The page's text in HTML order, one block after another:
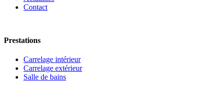
Contact
Prestations
Carrelage intérieur
Carrelage extérieur
Salle de bains